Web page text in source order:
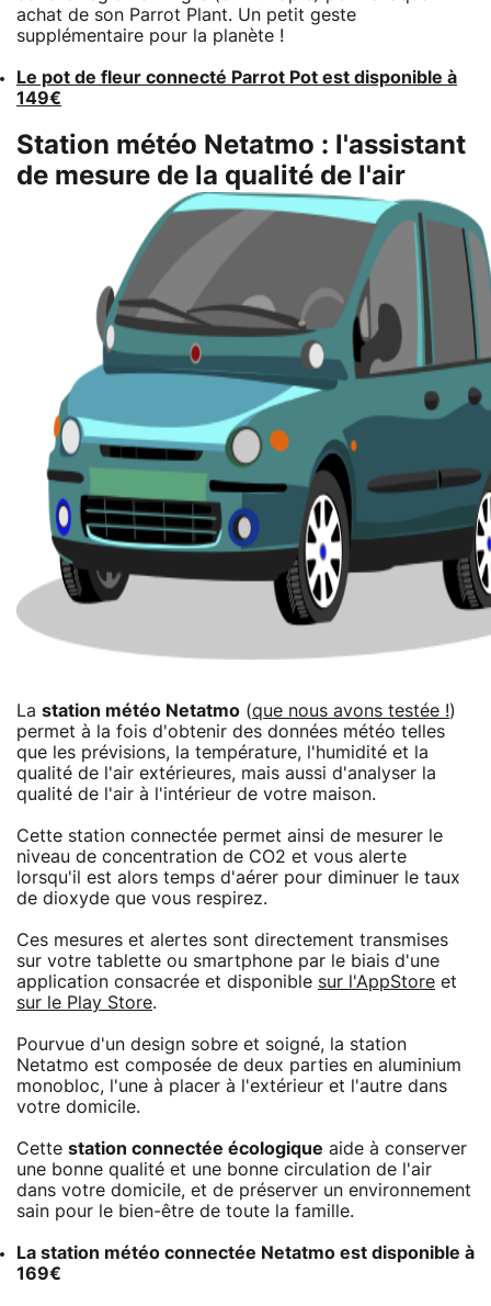
achat de son Parrot Plant. Un petit geste
supplémentaire pour la planète !
Le pot de fleur connecté Parrot Pot est disponible à
149€
Station météo Netatmo : l'assistant
de mesure de la qualité de l'air
La station météo Netatmo (que nous avons testée !)
permet à la fois d'obtenir des données météo telles
que les prévisions, la température, l'humidité et la
qualité de l'air extérieures, mais aussi d'analyser la
qualité de l'air à l'intérieur de votre maison.
Cette station connectée permet ainsi de mesurer le
niveau de concentration de CO2 et vous alerte
lorsqu'il est alors temps d'aérer pour diminuer le taux
de dioxyde que vous respirez.
Ces mesures et alertes sont directement transmises
sur votre tablette ou smartphone par le biais d'une
application consacrée et disponible sur l'AppStore et
sur le Play Store.
Pourvue d'un design sobre et soigné, la station
Netatmo est composée de deux parties en aluminium
monobloc, l'une à placer à l'extérieur et l'autre dans
votre domicile.
Cette station connectée écologique aide à conserver
une bonne qualité et une bonne circulation de l'air
dans votre domicile, et de préserver un environnement
sain pour le bien-être de toute la famille.
La station météo connectée Netatmo est disponible à
169€